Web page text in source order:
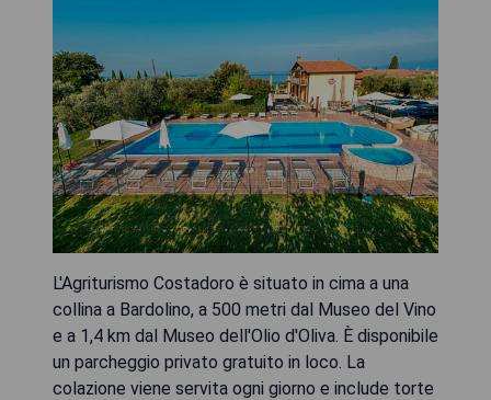
L'Agriturismo Costadoro è situato in cima a una
collina a Bardolino, a 500 metri dal Museo del Vino
e a 1,4 km dal Museo dell'Olio d'Oliva. È disponibile
un parcheggio privato gratuito in loco. La
colazione viene servita ogni giorno e include torte